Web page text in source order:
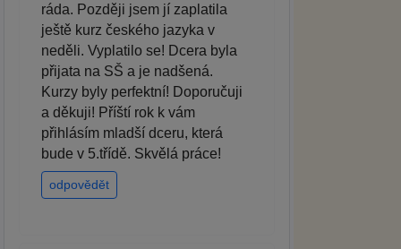
ráda. Později jsem jí zaplatila
ještě kurz českého jazyka v
neděli. Vyplatilo se! Dcera byla
přijata na SŠ a je nadšená.
Kurzy byly perfektní! Doporučuji
a děkuji! Příští rok k vám
přihlásím mladší dceru, která
bude v 5.třídě. Skvělá práce!
odpovědět